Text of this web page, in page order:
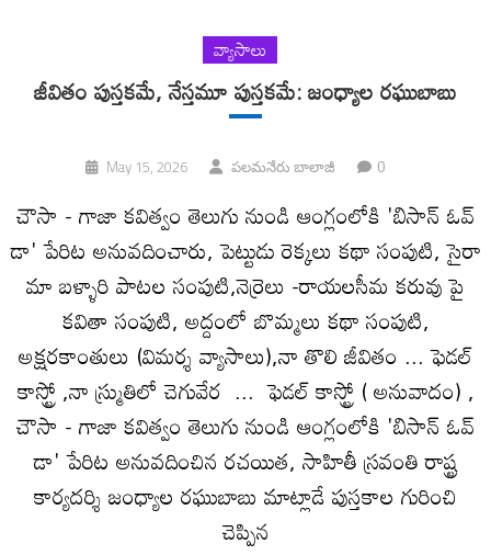
వ్యాసాలు
జీవితం పుస్తకమే, నేస్తమూ పుస్తకమే: జంధ్యాల రఘుబాబు
May 15, 2026 పలమనేరు బాలాజీ 0
చౌసా - గాజా కవిత్వం తెలుగు నుండి ఆంగ్లంలోకి 'బిసాన్ ఓవ్
డా' పేరిట అనువదించారు, పెట్టుడు రెక్కలు కథా సంపుటి, సైరా
మా బళ్ళారి పాటల సంపుటి,నెర్రెలు -రాయలసీమ కరువు పై
కవితా సంపుటి, అద్దంలో బొమ్మలు కథా సంపుటి,
అక్షరకాంతులు (విమర్శ వ్యాసాలు),నా తొలి జీవితం ... ఫెడల్
కాస్ట్రో ,నా స్మ్రుతిలో చెగువేర ... ఫెడల్ కాస్ట్రో ( అనువాదం) ,
చౌసా - గాజా కవిత్వం తెలుగు నుండి ఆంగ్లంలోకి 'బిసాన్ ఓవ్
డా' పేరిట అనువదించిన రచయిత, సాహితీ స్రవంతి రాష్ట్ర
కార్యదర్శి జంధ్యాల రఘుబాబు మాట్లాడే పుస్తకాల గురించి
చెప్పిన